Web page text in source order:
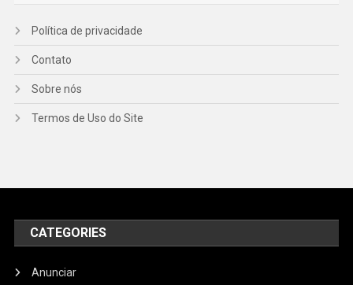
Política de privacidade
Contato
Sobre nós
Termos de Uso do Site
CATEGORIES
Anunciar